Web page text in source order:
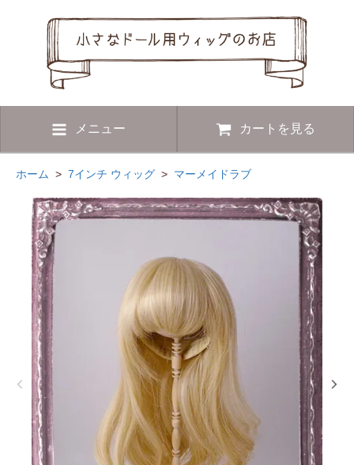
メニュー カートを見る
ホーム > 7インチ ウィッグ > マーメイドラブ